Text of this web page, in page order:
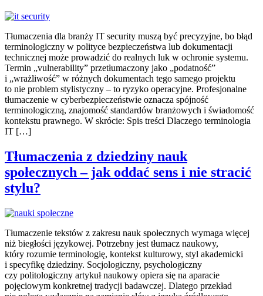
Tłumaczenia dla branży IT security muszą być precyzyjne, bo błąd
terminologiczny w polityce bezpieczeństwa lub dokumentacji
technicznej może prowadzić do realnych luk w ochronie systemu.
Termin „vulnerability” przetłumaczony jako „podatność”
i „wrażliwość” w różnych dokumentach tego samego projektu
to nie problem stylistyczny – to ryzyko operacyjne. Profesjonalne
tłumaczenie w cyberbezpieczeństwie oznacza spójność
terminologiczną, znajomość standardów branżowych i świadomość
kontekstu prawnego. W skrócie: Spis treści Dlaczego terminologia
IT […]
Tłumaczenia z dziedziny nauk
społecznych – jak oddać sens i nie stracić
stylu?
Tłumaczenie tekstów z zakresu nauk społecznych wymaga więcej
niż biegłości językowej. Potrzebny jest tłumacz naukowy,
który rozumie terminologię, kontekst kulturowy, styl akademicki
i specyfikę dziedziny. Socjologiczny, psychologiczny
czy politologiczny artykuł naukowy opiera się na aparacie
pojęciowym konkretnej tradycji badawczej. Dlatego przekład